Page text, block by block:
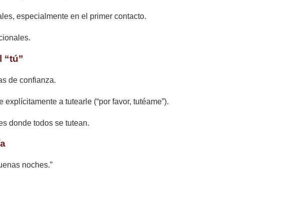
especialmente en el primer contacto.
“tú”
de confianza.
a tutearle (“por favor, tutéame”).
donde todos se tutean.
noches.”